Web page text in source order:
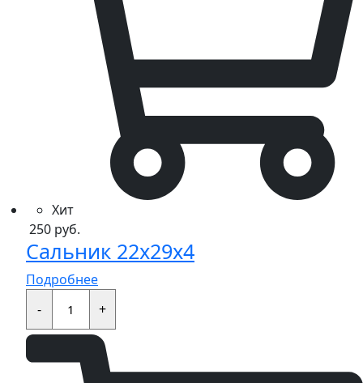
Хит
250 руб.
Сальник 22x29x4
Подробнее
-
Сальник
22x29x4+